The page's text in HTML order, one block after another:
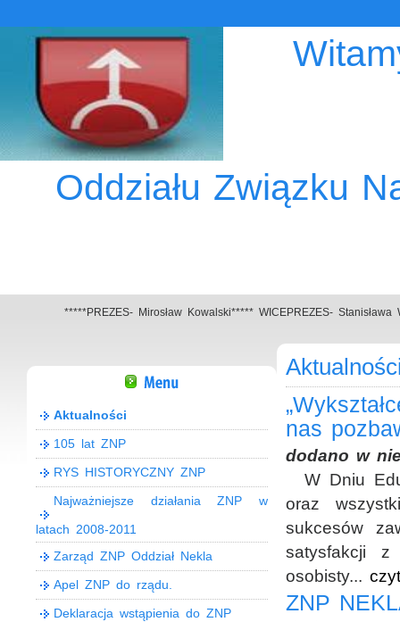
Oddziału Związku
*****PREZES- Mirosław Kowalski***** WICEPREZES-
Aktualności
105 lat ZNP
RYS HISTORYCZNY ZNP
Najważniejsze działania ZNP w
latach 2008-2011
Zarząd ZNP Oddział Nekla
Apel ZNP do rządu.
Deklaracja wstąpienia do ZNP
nas
dodano w
W Dniu
oraz
sukcesów
satysfakcji
osobisty...
ZNP